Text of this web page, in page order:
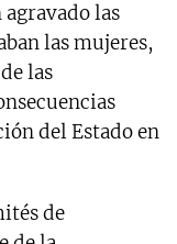
las
las mujeres,
las
del Estado en
de